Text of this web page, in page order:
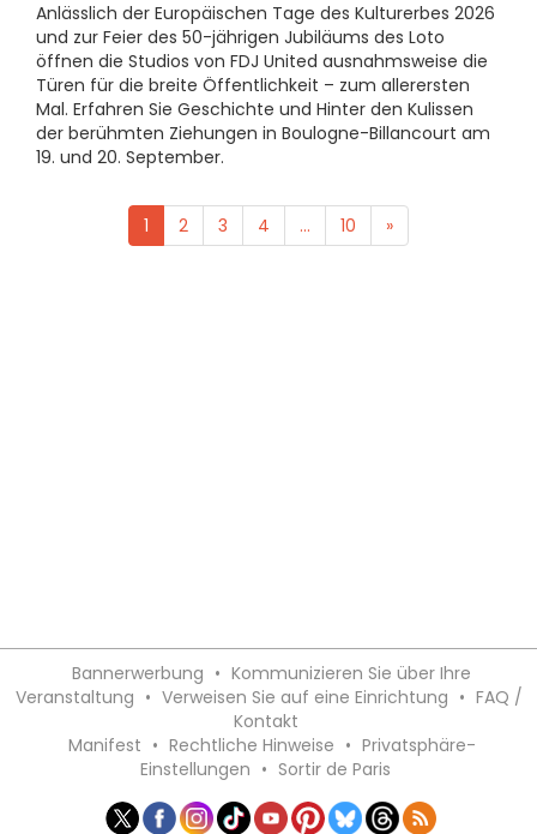
Anlässlich der Europäischen Tage des Kulturerbes 2026
und zur Feier des 50-jährigen Jubiläums des Loto
öffnen die Studios von FDJ United ausnahmsweise die
Türen für die breite Öffentlichkeit – zum allerersten
Mal. Erfahren Sie Geschichte und Hinter den Kulissen
der berühmten Ziehungen in Boulogne-Billancourt am
19. und 20. September.
1 2 3 4 ... 10 »
Bannerwerbung • Kommunizieren Sie über Ihre
Veranstaltung • Verweisen Sie auf eine Einrichtung • FAQ /
Kontakt
Manifest • Rechtliche Hinweise • Privatsphäre-
Einstellungen • Sortir de Paris